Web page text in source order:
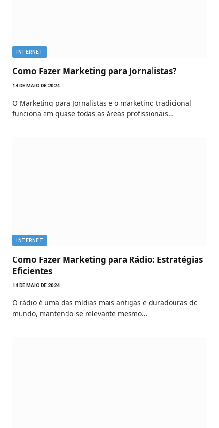
INTERNET
Como Fazer Marketing para Jornalistas?
14 DE MAIO DE 2024
O Marketing para Jornalistas e o marketing tradicional
funciona em quase todas as áreas profissionais…
INTERNET
Como Fazer Marketing para Rádio: Estratégias
Eficientes
14 DE MAIO DE 2024
O rádio é uma das mídias mais antigas e duradouras do
mundo, mantendo-se relevante mesmo…